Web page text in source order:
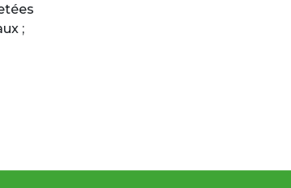
;